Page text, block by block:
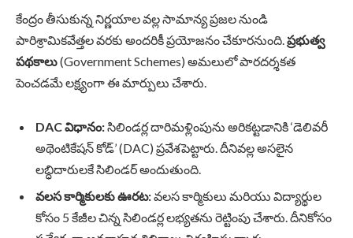
కేంద్రం తీసుకున్న నిర్ణయాల వల్ల సామాన్య ప్రజల నుండి
పారిశ్రామికవేత్తల వరకు అందరికీ ప్రయోజనం చేకూరనుంది.ప్రభుత్వ
పథకాలు(Government Schemes) అమలులో పారదర్శకత
పెంచడమే లక్ష్యంగా ఈ మార్పులు చేశారు.
DAC విధానం:సిలిండర్ల దారిమళ్లింపును అరికట్టడానికి ‘డెలివరీ
అథెంటికేషన్ కోడ్’ (DAC) ప్రవేశపెట్టారు. దీనివల్ల అసలైన
లబ్ధిదారులకే సిలిండర్ అందుతుంది.
వలస కార్మికులకు ఊరట:వలస కార్మికులు మరియు విద్యార్థుల
కోసం 5 కేజీల చిన్న సిలిండర్ల లభ్యతను రెట్టింపు చేశారు. దీనికోసం